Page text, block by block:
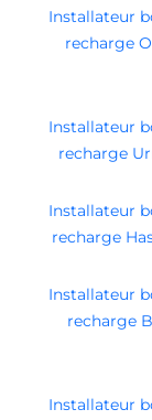
Installateur
recharge
Installateur
recharge
Installateur
recharge
Installateur
recharge
Installateur